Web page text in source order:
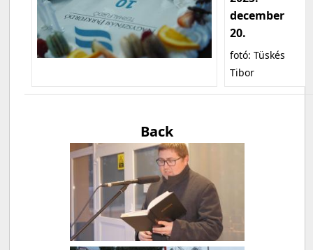
december
20.
fotó: Tüskés
Tibor
Back